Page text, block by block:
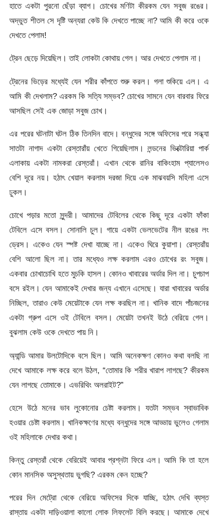
হাতে একটা পুরনো ছেঁড়া ব্যাগ। চোখের মণিটা কীরকম যেন সবুজ রঙের।
অদ্ভুত শীতল সে দৃষ্টি অন্যরা কেউ কি দেখতে পাচ্ছে না? আমি কী করে ওকে
দেখতে পেলাম!
ট্রেন ছেড়ে দিয়েছিল। তাই লোকটা কোথায় গেল। আর দেখতে পেলাম না।
ট্রেনের ভিড়ের মধ্যেই যেন শরীর কাঁপতে শুরু করল। গলা শুকিয়ে এল। এ
আমি কী দেখলাম? এরকম কি সত্যি সম্ভব? চোখের সামনে যেন বারবার ফিরে
আসছিল সেই এক জোড়া সবুজ চোখ।
এর পরের ঘটনাটা ঘটল ঠিক তিনদিন বাদে। বন্ধুদের সঙ্গে অফিসের পরে সন্ধ্যা
সাতটা নাগাদ একটা রেস্তারাঁয় খেতে গিয়েছিলাম। লন্ডনের ভিক্টোরিয়া পার্ক
এলাকায় একটা নামকরা রেস্তরাঁ। এখান থেকে রানির বাকিংহাম প্যালেসও
বেশি দূরে নয়। হঠাৎ খেয়াল করলাম দরজা দিয়ে এক মাঝবয়সি মহিলা এসে
ঢুকল।
চোখে পড়ার মতো সুন্দরী। আমাদের টেবিলের থেকে কিছু দূরে একটা ফাঁকা
টেবিলে এসে বসল। সোনালি চুল। গায়ে একটা ভেলভেটের নীল রঙের লং
ড্রেস। একেও যেন স্পষ্ট দেখা যাচ্ছে না। একেও ঘিরে কুয়াশা। রেস্তরাঁয়
বেশি আলো ছিল না। তার মধ্যেও লক্ষ করলাম এরও চোখের রং সবুজ।
একবার চোখাচোখি হতে মুচকি হাসল। কোনও খাবারের অর্ডার দিল না। চুপচাপ
বসে রইল। যেন আমাকেই দেখার জন্য এখানে এসেছে। যারা খাবারের অর্ডার
নিচ্ছিল, তারাও কেউ মেয়েটাকে যেন লক্ষ করছিল না। খানিক বাদে পাঁচজনের
একটা গ্রুপ এসে ওই টেবিলে বসল। মেয়েটা তখনই উঠে বেরিয়ে গেল।
বুঝলাম কেউ ওকে দেখতে পায় নি।
অ্যান্ডি আমার উলটোদিকে বসে ছিল। আমি অনেকক্ষণ কোনও কথা বলছি না
দেখে আমাকে লক্ষ করে বলে উঠল, “তোমার কি শরীর খারাপ লাগছে? কীরকম
যেন লাগছে তোমাকে। এভরিথিং অলরাইট?”
হেসে উঠে মনের ভাব লুকোনোর চেষ্টা করলাম। যতটা সম্ভব স্বাভাবিক
হওয়ার চেষ্টা করলাম। খানিকক্ষণের মধ্যে বন্ধুদের সঙ্গে আড্ডায় ভুলেও গেলাম
ওই মহিলাকে দেখার কথা।
কিন্তু রেস্তরাঁ থেকে বেরিয়েই আবার প্রশ্নটা ফিরে এল। আমি কি তা হলে
কোন মানসিক অসুস্থতায় ভুগছি? এরকম কেন হচ্ছে?
পরের দিন মেট্রো থেকে বেরিয়ে অফিসের দিকে যাচ্ছি, হঠাৎ দেখি ব্যস্ত
রাস্তায় একটা দাড়িওয়ালা কালো লোক লিফলেট বিলি করছে। আমাকে দেখে